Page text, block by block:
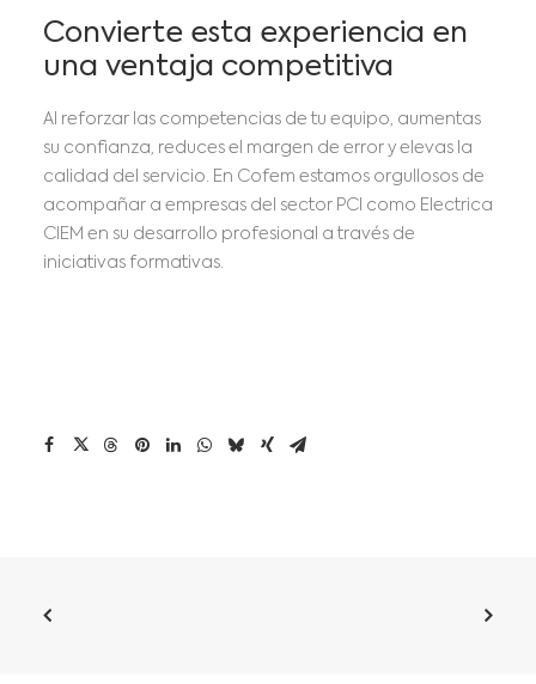
Convierte esta experiencia en
una ventaja competitiva
Al reforzar las competencias de tu equipo, aumentas
su confianza, reduces el margen de error y elevas la
calidad del servicio. En Cofem estamos orgullosos de
acompañar a empresas del sector PCI como Electrica
CIEM en su desarrollo profesional a través de
iniciativas formativas.